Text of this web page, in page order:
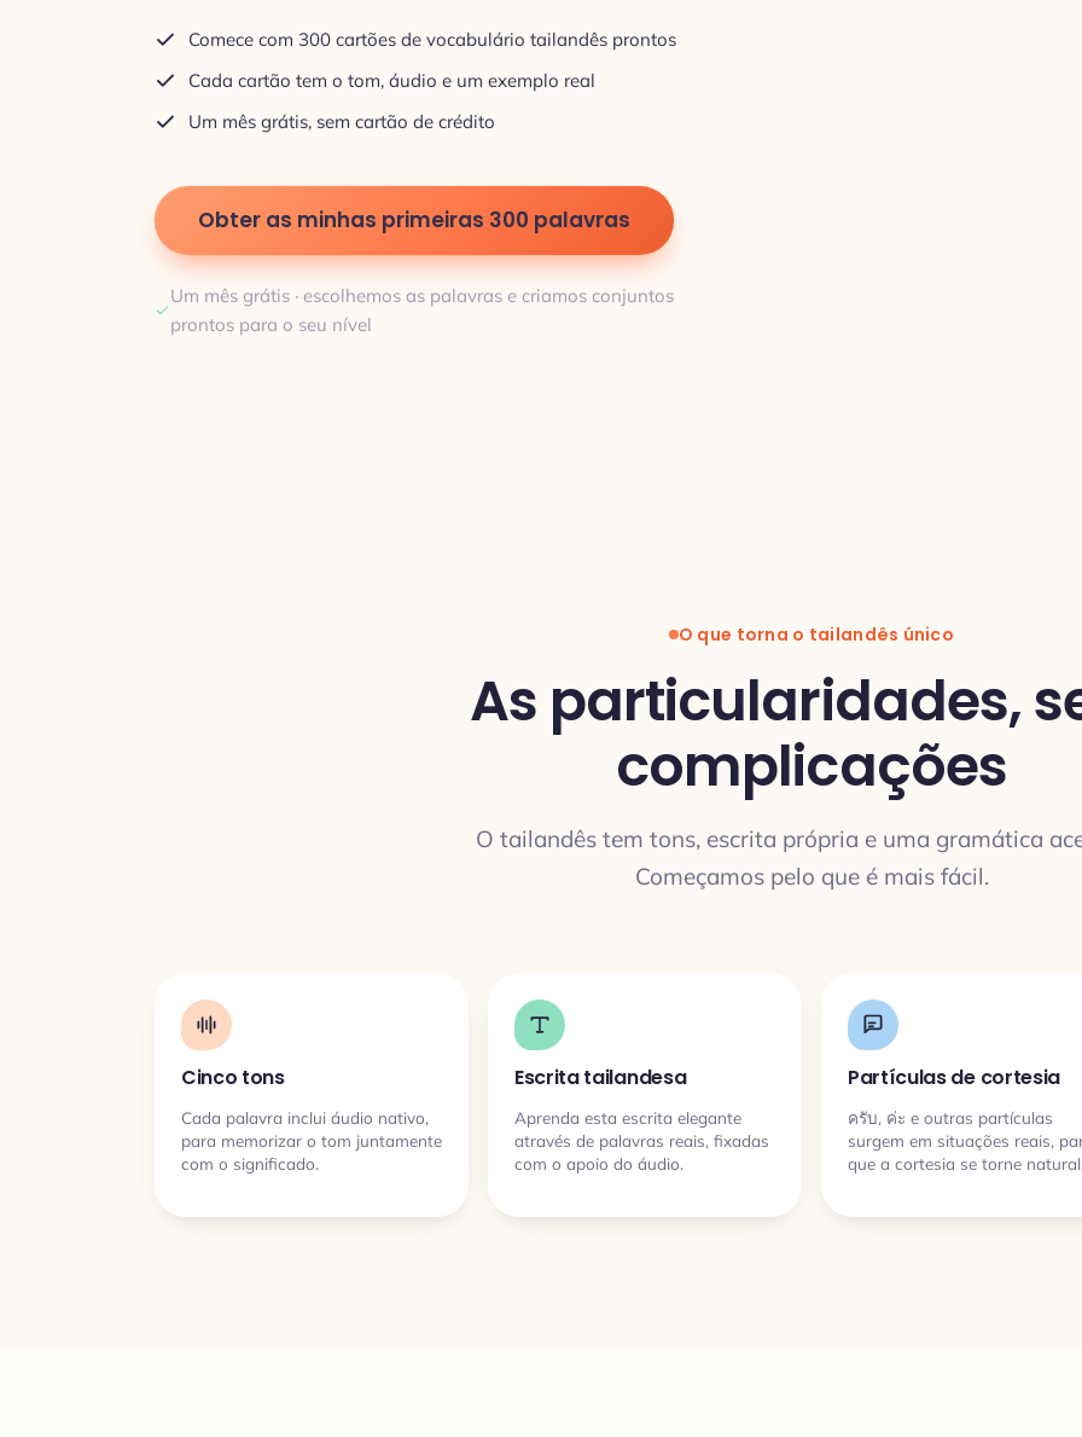
Comece com 300 cartões de vocabulário tailandês prontos
Cada cartão tem o tom, áudio e um exemplo real
Um mês grátis, sem cartão de crédito
Obter as minhas primeiras 300 palavras
Um mês grátis · escolhemos as palavras e criamos conjuntos
prontos para o seu nível
O que torna o tailandês único
As particularidades,
complicações
O tailandês tem tons, escrita própria e uma gramática
Começamos pelo que é mais fácil.
Cinco tons
Cada palavra inclui áudio nativo,
para memorizar o tom juntamente
com o significado.
Escrita tailandesa
Aprenda esta escrita elegante
através de palavras reais, fixadas
com o apoio do áudio.
Partículas de cortesia
ครับ, ค่ะ e outras partículas
surgem em situações reais,
que a cortesia se torne